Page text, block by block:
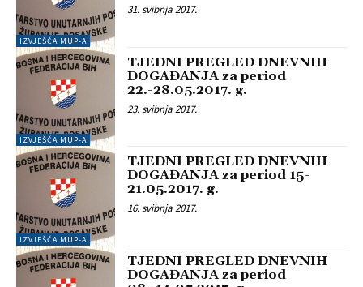
IZVJEŠĆA MUP-A
31. svibnja 2017.
IZVJEŠĆA MUP-A
TJEDNI PREGLED DNEVNIH
DOGAĐANJA za period
22.-28.05.2017. g.
23. svibnja 2017.
IZVJEŠĆA MUP-A
TJEDNI PREGLED DNEVNIH
DOGAĐANJA za period 15-
21.05.2017. g.
16. svibnja 2017.
TJEDNI PREGLED DNEVNIH
DOGAĐANJA za period